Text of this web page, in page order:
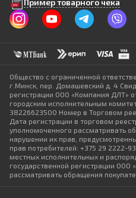
Пример товарного чека
Общество с ограниченной
г.Минск, пер. Домашевский д. 4
регистрации ООО «Компания ДЛТ»
городским исполнительным
38226623500 Номер в Торговом
Дата регистрации в торговом
уполномоченного рассматривать
нарушении их прав,
прав потребителей: +375 29 2222-
местных исполнительных и
государственной регистрации
рассматривать обращения